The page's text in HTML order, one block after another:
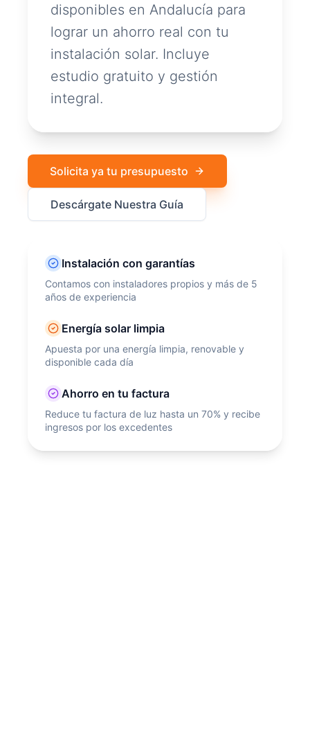
disponibles en Andalucía para
lograr un ahorro real con tu
instalación solar. Incluye
estudio gratuito y gestión
integral.
Solicita ya tu presupuesto
Descárgate Nuestra Guía
Instalación con garantías
Contamos con instaladores propios y más de 5
años de experiencia
Energía solar limpia
Apuesta por una energía limpia, renovable y
disponible cada día
Ahorro en tu factura
Reduce tu factura de luz hasta un 70% y recibe
ingresos por los excedentes